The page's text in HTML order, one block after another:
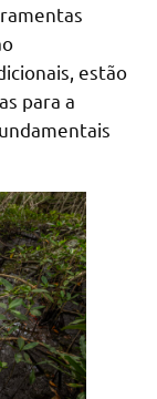
estão
para a